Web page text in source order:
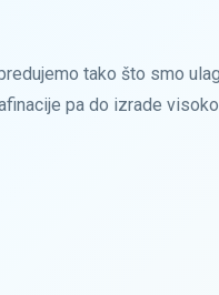
tako što smo
pa do izrade